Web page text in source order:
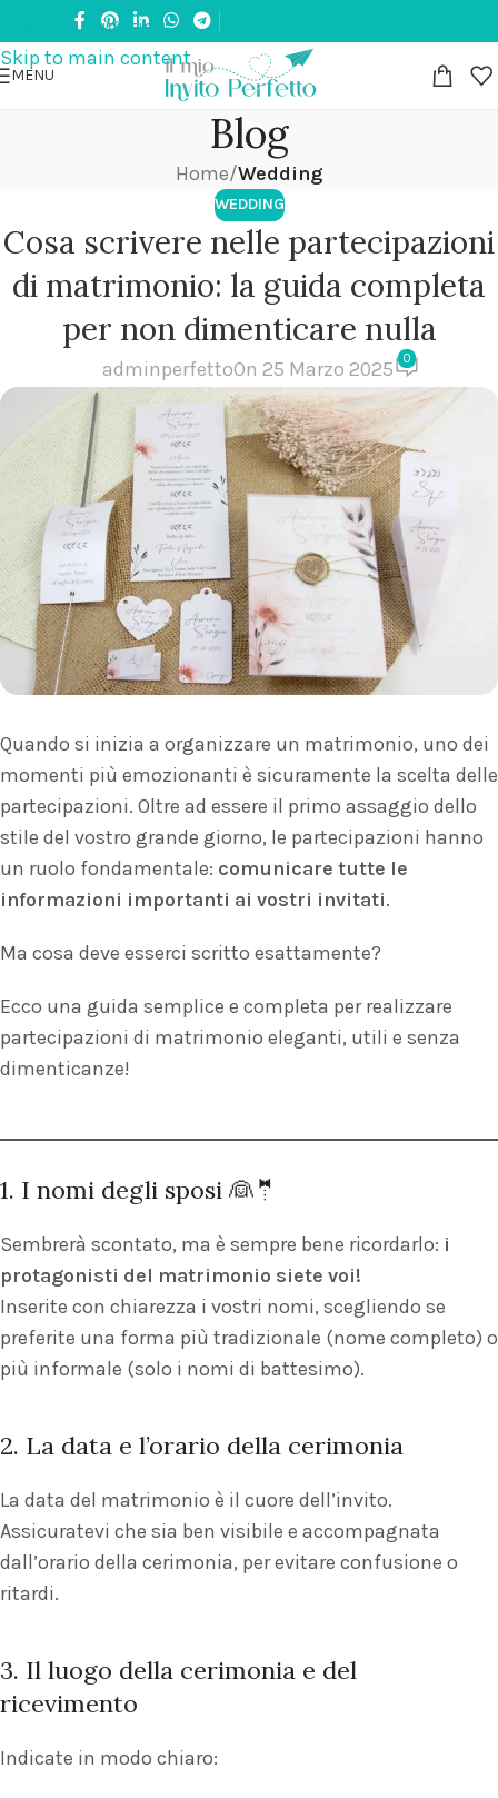
Skip to navigation
Skip to main content
in tutta Italia | Paga in 3 rate senza interessi
MENU
Blog
Home/Wedding
WEDDING
Cosa scrivere nelle partecipazioni
di matrimonio: la guida completa
per non dimenticare nulla
adminperfettoOn 25 Marzo 2025 0
Quando si inizia a organizzare un matrimonio, uno dei
momenti più emozionanti è sicuramente la scelta delle
partecipazioni. Oltre ad essere il primo assaggio dello
stile del vostro grande giorno, le partecipazioni hanno
un ruolo fondamentale: comunicare tutte le
informazioni importanti ai vostri invitati.
Ma cosa deve esserci scritto esattamente?
Ecco una guida semplice e completa per realizzare
partecipazioni di matrimonio eleganti, utili e senza
dimenticanze!
1. I nomi degli sposi 👰🤵
Sembrerà scontato, ma è sempre bene ricordarlo: i
protagonisti del matrimonio siete voi!
Inserite con chiarezza i vostri nomi, scegliendo se
preferite una forma più tradizionale (nome completo) o
più informale (solo i nomi di battesimo).
2. La data e l’orario della cerimonia
La data del matrimonio è il cuore dell’invito.
Assicuratevi che sia ben visibile e accompagnata
dall’orario della cerimonia, per evitare confusione o
ritardi.
3. Il luogo della cerimonia e del
ricevimento
Indicate in modo chiaro: